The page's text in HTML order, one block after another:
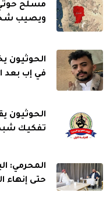
مسلح
ويصيب
الحوثيون
في إب بعد
تفكيك
المحرمي:
حتى إنهاء